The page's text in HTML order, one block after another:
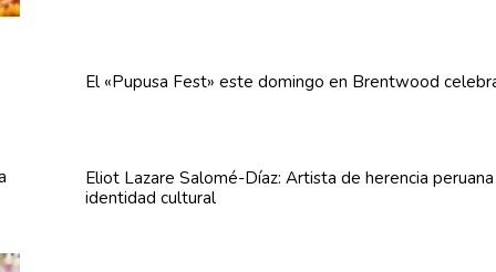
El «Pupusa Fest» este domingo en Brentwood
Eliot Lazare Salomé-Díaz: Artista de herencia
identidad cultural